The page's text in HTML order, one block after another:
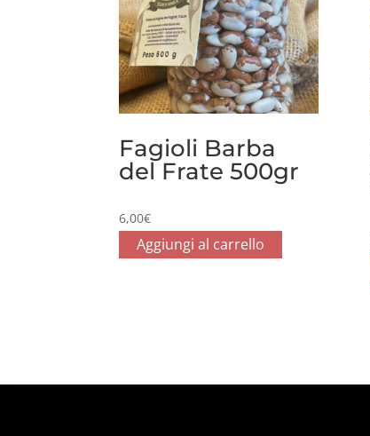
Fagioli Barba
del Frate 500gr
6,00€
Aggiungi al carrello